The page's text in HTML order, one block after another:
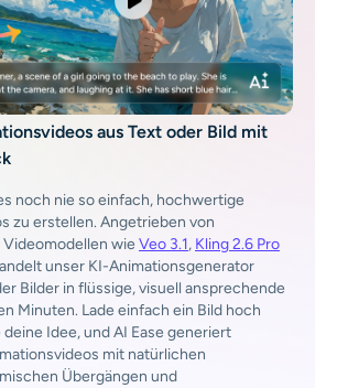
Entferner
aus Text oder Bild mit
noch nie so einfach, hochwertige
zu erstellen. Angetrieben von
wie Veo 3.1, Kling 2.6 Pro
unser KI-Animationsgenerator
Bilder in flüssige, visuell ansprechende
Minuten. Lade einfach ein Bild hoch
Idee, und AI Ease generiert
mit natürlichen
Übergängen und